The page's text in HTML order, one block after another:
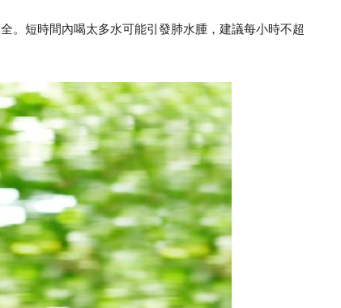
。短時間內喝太多水可能引發肺水腫，建議每小時不超